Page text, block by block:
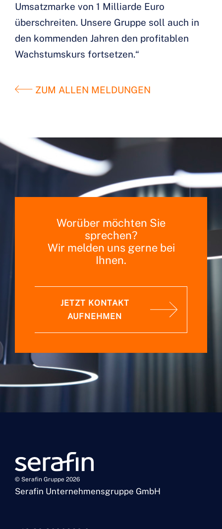
Umsatzmarke von 1 Milliarde Euro
überschreiten. Unsere Gruppe soll auch in
den kommenden Jahren den profitablen
Wachstumskurs fortsetzen.“
ZUM ALLEN MELDUNGEN
Worüber möchten Sie
sprechen?
Wir melden uns gerne bei
Ihnen.
JETZT KONTAKT
AUFNEHMEN
Serafin Unternehmensgruppe GmbH
© Serafin Gruppe 2026